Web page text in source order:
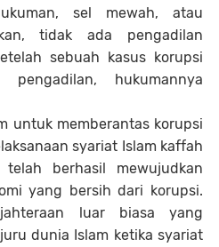
sel mewah, atau
tidak ada pengadilan
sebuah kasus korupsi
hukumannya
untuk memberantas korupsi
syariat Islam kaffah
berhasil mewujudkan
yang bersih dari korupsi.
luar biasa yang
dunia Islam ketika syariat